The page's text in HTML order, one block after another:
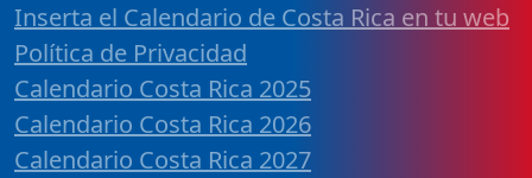
Inserta el Calendario de Costa Rica en tu web
Política de Privacidad
Calendario Costa Rica 2025
Calendario Costa Rica 2026
Calendario Costa Rica 2027